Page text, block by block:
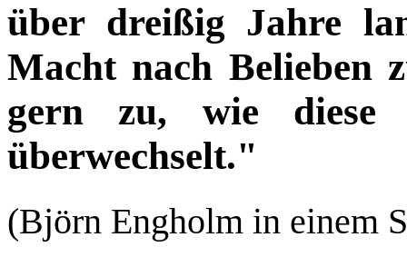
über dreißig Jahre
Macht nach Belieben
gern zu, wie diese
überwechselt."
(Björn Engholm in einem